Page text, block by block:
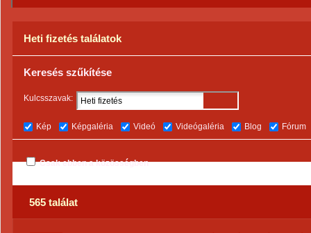
Heti fizetés találatok
Keresés szűkítése
Kulcsszavak:
Kép Képgaléria Videó Videógaléria Blog Fórum
Csak ebben a közösségben
565 találat